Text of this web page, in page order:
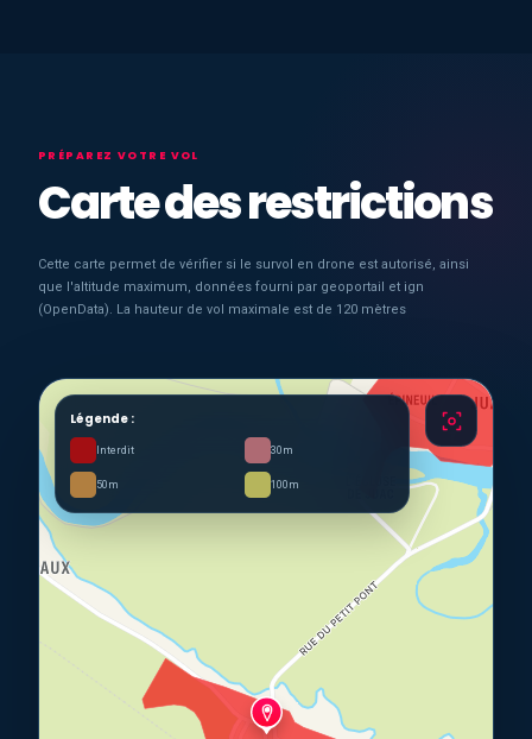
PRÉPAREZ VOTRE VOL
Carte des restrictions
Cette carte permet de vérifier si le survol en drone est autorisé, ainsi
que l'altitude maximum, données fourni par geoportail et ign
(OpenData). La hauteur de vol maximale est de 120 mètres
Légende :
Interdit 30m
50m 100m